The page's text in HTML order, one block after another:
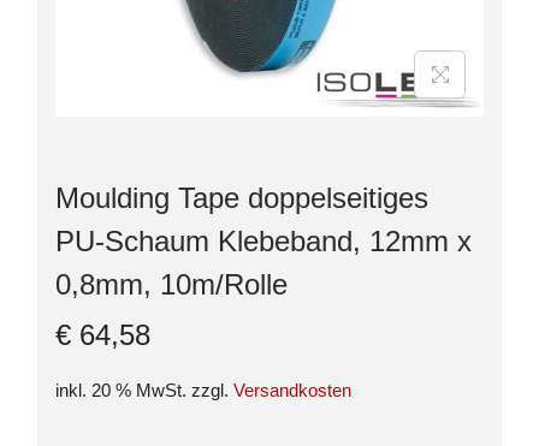
Moulding Tape doppelseitiges
PU-Schaum Klebeband, 12mm x
0,8mm, 10m/Rolle
€ 64,58
inkl. 20 % MwSt. zzgl. Versandkosten